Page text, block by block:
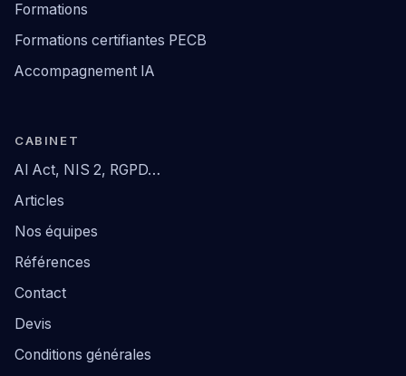
Formations
Formations certifiantes PECB
Accompagnement IA
CABINET
AI Act, NIS 2, RGPD…
Articles
Nos équipes
Références
Contact
Devis
Conditions générales